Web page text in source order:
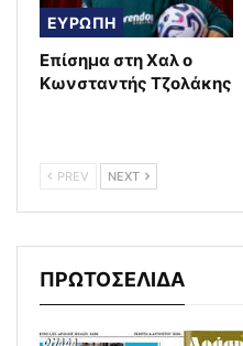
ΕΥΡΩΠΗ
Επίσημα στη Χαλ ο
Κωνσταντής Τζολάκης
PREV NEXT
ΠΡΩΤΟΣΕΛΙΔΑ